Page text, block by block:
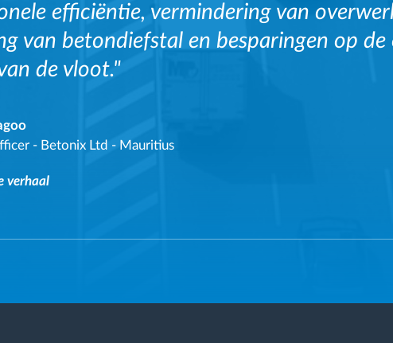
efficiëntie, vermindering van
van betondiefstal en besparingen op de
de vloot."
- Betonix Ltd - Mauritius
verhaal